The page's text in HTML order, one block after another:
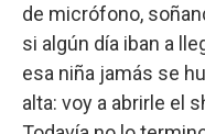
de micrófono,
si algún día iban a
esa niña jamás se
alta: voy a abrirle el